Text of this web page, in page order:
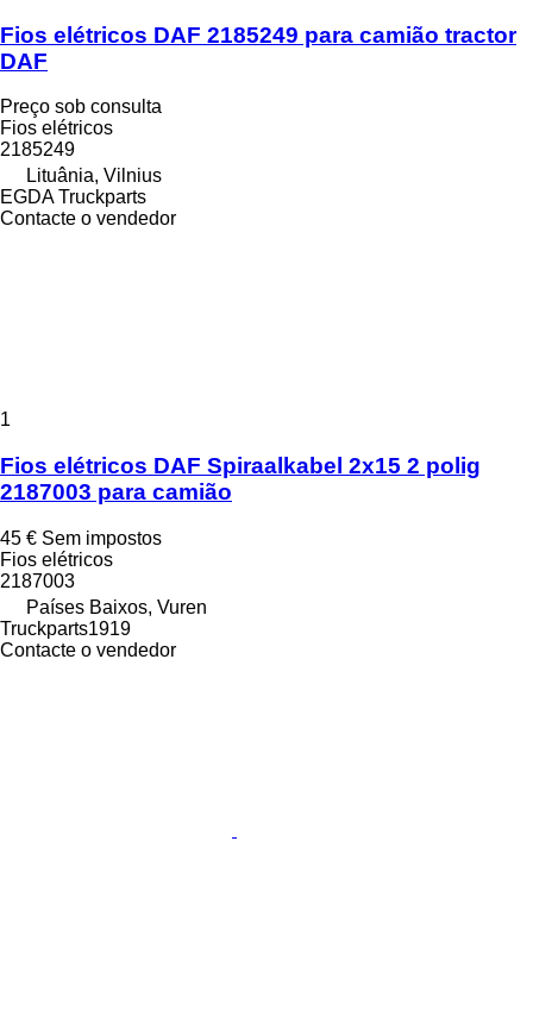
Fios elétricos DAF 2185249 para camião tractor
DAF
Preço sob consulta
Fios elétricos
2185249
Lituânia, Vilnius
EGDA Truckparts
Contacte o vendedor
1
Fios elétricos DAF Spiraalkabel 2x15 2 polig
2187003 para camião
45 € Sem impostos
Fios elétricos
2187003
Países Baixos, Vuren
Truckparts1919
Contacte o vendedor